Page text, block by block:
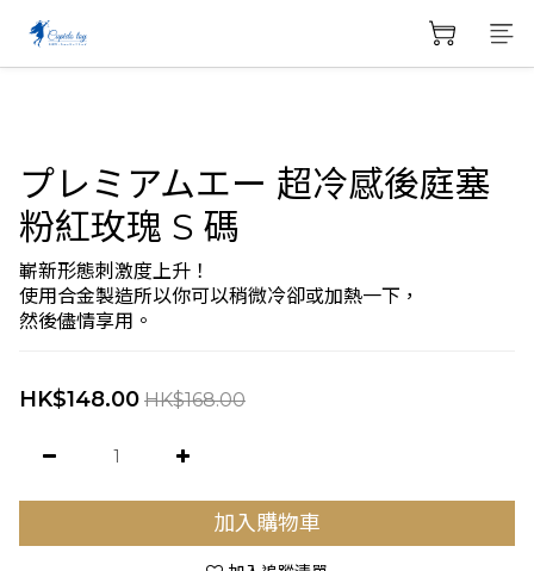
プレミアムエー 超冷感後庭塞
粉紅玫瑰 S 碼
嶄新形態刺激度上升！
使用合金製造所以你可以稍微冷卻或加熱一下，
然後儘情享用。
HK$148.00 HK$168.00
加入購物車